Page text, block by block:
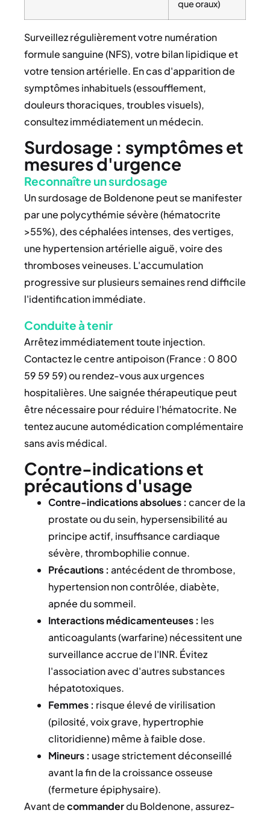
que oraux)
Surveillez régulièrement votre numération
formule sanguine (NFS), votre bilan lipidique et
votre tension artérielle. En cas d'apparition de
symptômes inhabituels (essoufflement,
douleurs thoraciques, troubles visuels),
consultez immédiatement un médecin.
Surdosage : symptômes et
mesures d'urgence
Reconnaître un surdosage
Un surdosage de Boldenone peut se manifester
par une polycythémie sévère (hématocrite
>55%), des céphalées intenses, des vertiges,
une hypertension artérielle aiguë, voire des
thromboses veineuses. L'accumulation
progressive sur plusieurs semaines rend difficile
l'identification immédiate.
Conduite à tenir
Arrêtez immédiatement toute injection.
Contactez le centre antipoison (France : 0 800
59 59 59) ou rendez-vous aux urgences
hospitalières. Une saignée thérapeutique peut
être nécessaire pour réduire l'hématocrite. Ne
tentez aucune automédication complémentaire
sans avis médical.
Contre-indications et
précautions d'usage
Contre-indications absolues : cancer de la
prostate ou du sein, hypersensibilité au
principe actif, insuffisance cardiaque
sévère, thrombophilie connue.
Précautions : antécédent de thrombose,
hypertension non contrôlée, diabète,
apnée du sommeil.
Interactions médicamenteuses : les
anticoagulants (warfarine) nécessitent une
surveillance accrue de l'INR. Évitez
l'association avec d'autres substances
hépatotoxiques.
Femmes : risque élevé de virilisation
(pilosité, voix grave, hypertrophie
clitoridienne) même à faible dose.
Mineurs : usage strictement déconseillé
avant la fin de la croissance osseuse
(fermeture épiphysaire).
Avant decommanderdu Boldenone, assurez-